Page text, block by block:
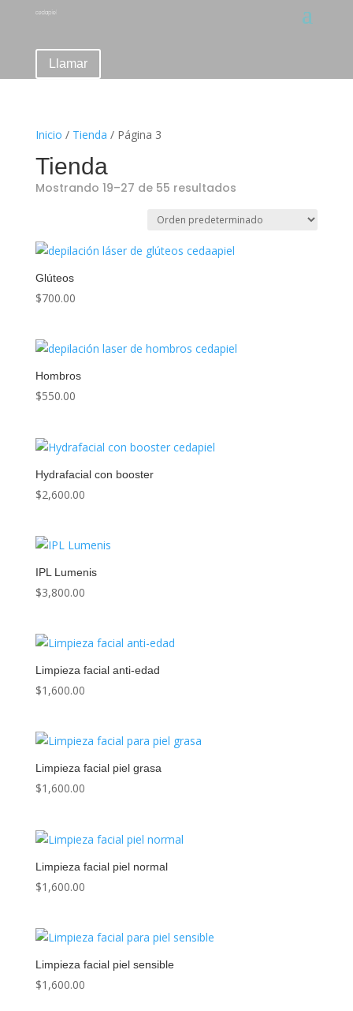
Llamar
Inicio / Tienda / Página 3
Tienda
Mostrando 19–27 de 55 resultados
Glúteos
$700.00
Hombros
$550.00
Hydrafacial con booster
$2,600.00
IPL Lumenis
$3,800.00
Limpieza facial anti-edad
$1,600.00
Limpieza facial piel grasa
$1,600.00
Limpieza facial piel normal
$1,600.00
Limpieza facial piel sensible
$1,600.00